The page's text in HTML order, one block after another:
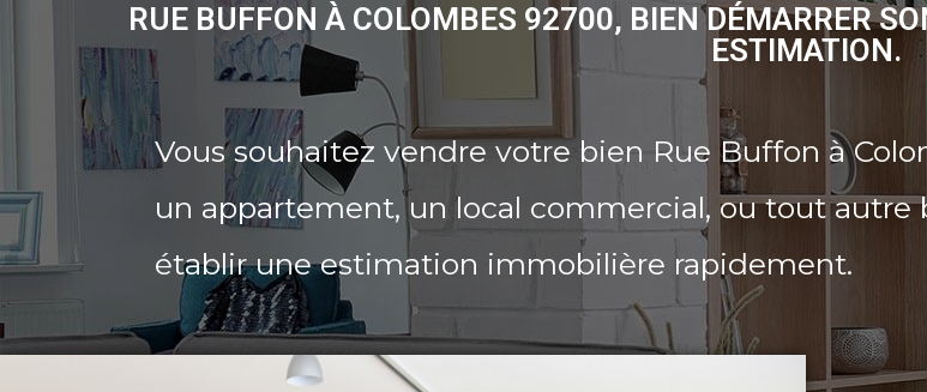
RUE BUFFON À COLOMBES 92700, BIEN DÉMARRER
ESTIMATION.
Vous souhaitez vendre votre bien Rue Buffon à
un appartement, un local commercial, ou tout
établir une estimation immobilière rapidement.